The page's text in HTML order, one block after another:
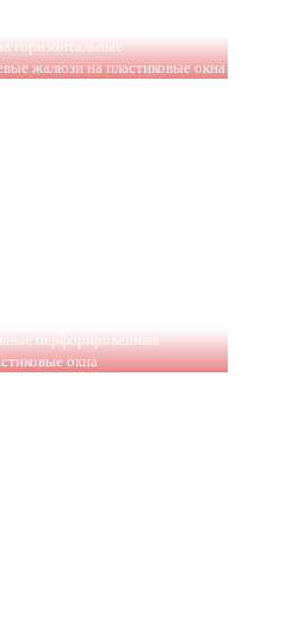
горизонтальные
жалюзи на пластиковые окна
перфорированные
окна